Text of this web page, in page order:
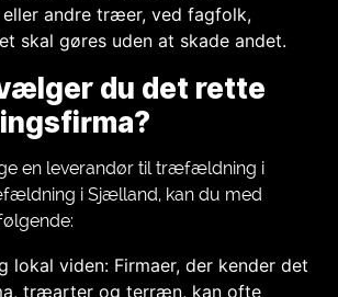
eller andre træer, ved fagfolk,
skal gøres uden at skade andet.
du det rette
en leverandør til træfældning i
i Sjælland, kan du med
lokal viden: Firmaer, der kender det
træarter og terræn, kan ofte